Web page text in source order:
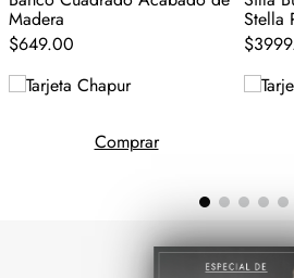
Madera
$649.00
Comprar
Stella
$3999